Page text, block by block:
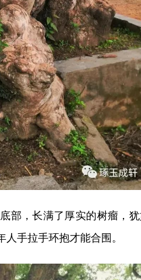
部，长满了厚实的树瘤，
手拉手环抱才能合围。